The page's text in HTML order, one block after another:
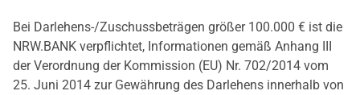
Bei Darlehens-/Zuschussbeträgen größer 100.000 € ist die
NRW.BANK verpflichtet, Informationen gemäß Anhang III
der Verordnung der Kommission (EU) Nr. 702/2014 vom
25. Juni 2014 zur Gewährung des Darlehens innerhalb von